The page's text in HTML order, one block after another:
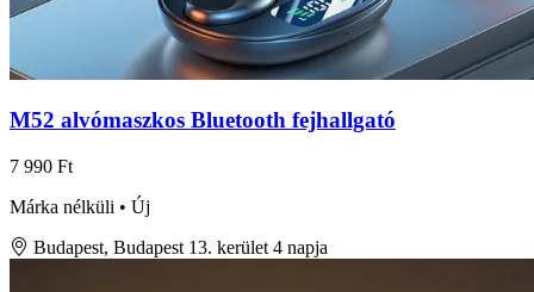
M52 alvómaszkos Bluetooth fejhallgató
7 990 Ft
Márka nélküli • Új
Budapest, Budapest 13. kerület 4 napja